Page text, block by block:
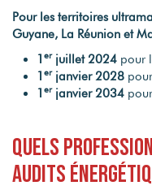
Pour les territoires
Guyane, La Réunion et
1 erjuillet 2024 pour
1 erjanvier 2028
1 erjanvier 2034
Quels
audits